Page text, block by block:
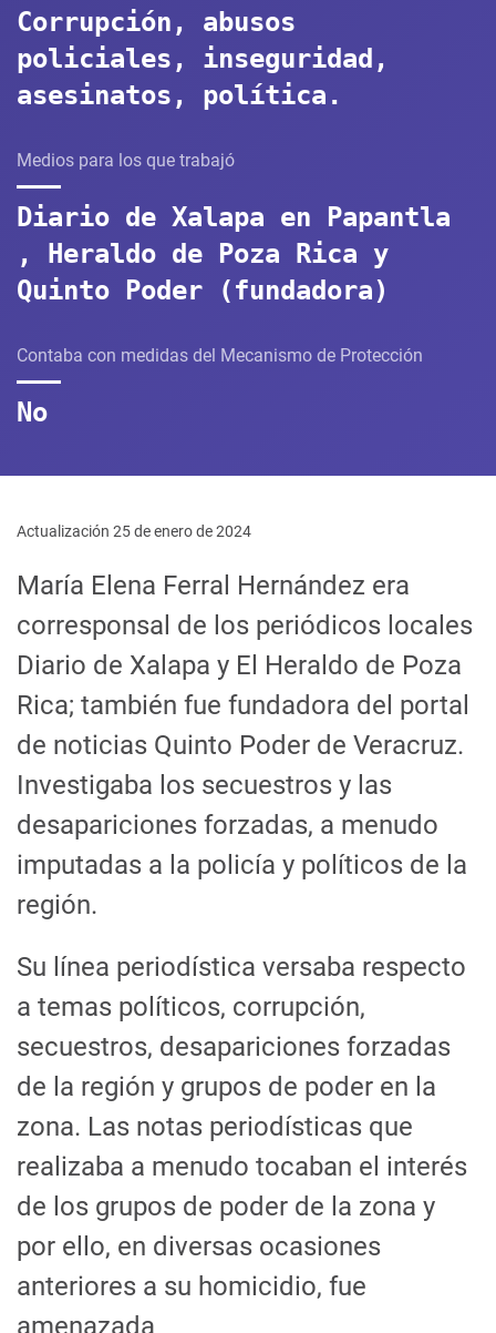
Corrupción, abusos
policiales, inseguridad,
asesinatos, política.
Medios para los que trabajó
Diario de Xalapa en Papantla
, Heraldo de Poza Rica y
Quinto Poder (fundadora)
Contaba con medidas del Mecanismo de Protección
No
Actualización 25 de enero de 2024
María Elena Ferral Hernández era
corresponsal de los periódicos locales
Diario de Xalapa y El Heraldo de Poza
Rica; también fue fundadora del portal
de noticias Quinto Poder de Veracruz.
Investigaba los secuestros y las
desapariciones forzadas, a menudo
imputadas a la policía y políticos de la
región.
Su línea periodística versaba respecto
a temas políticos, corrupción,
secuestros, desapariciones forzadas
de la región y grupos de poder en la
zona. Las notas periodísticas que
realizaba a menudo tocaban el interés
de los grupos de poder de la zona y
por ello, en diversas ocasiones
anteriores a su homicidio, fue
amenazada